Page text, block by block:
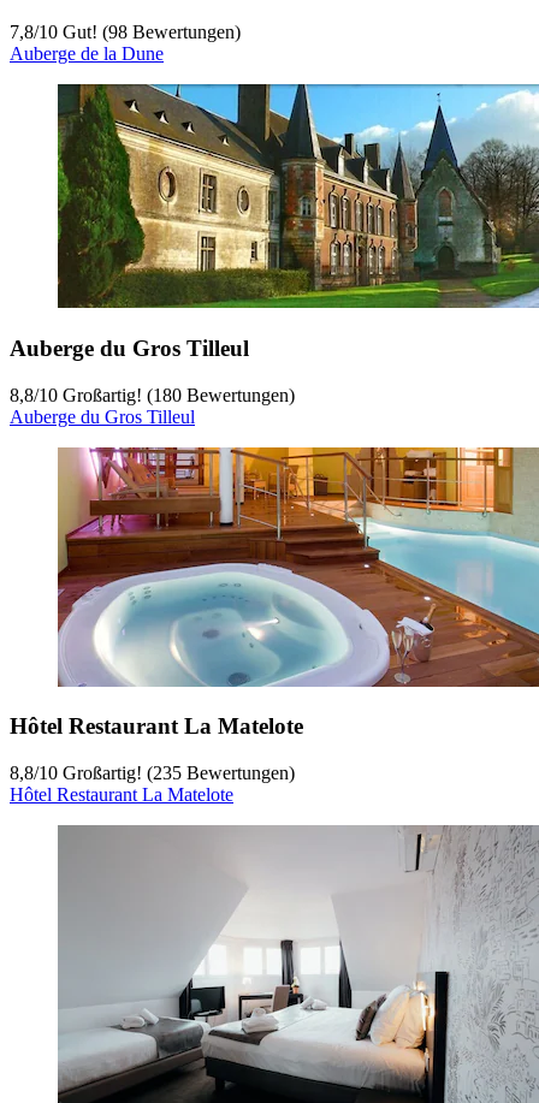
7,8/10 Gut! (98 Bewertungen)
Auberge de la Dune
Auberge du Gros Tilleul
8,8/10 Großartig! (180 Bewertungen)
Auberge du Gros Tilleul
Hôtel Restaurant La Matelote
8,8/10 Großartig! (235 Bewertungen)
Hôtel Restaurant La Matelote